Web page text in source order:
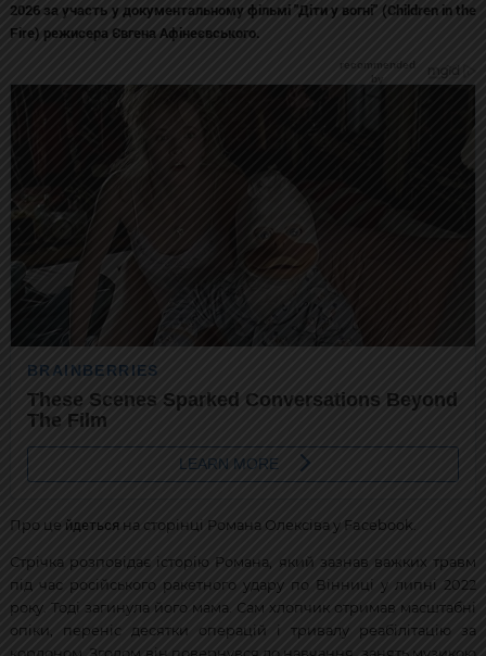
2026 за участь у документальному фільмі "Діти у вогні" (Children in the
Fire) режисера Євгена Афінеєвського.
Про це йдеться на сторінці Романа Олексіва у Facebook.
Стрічка розповідає історію Романа, який зазнав важких травм
під час російського ракетного удару по Вінниці у липні 2022
року. Тоді загинула його мама. Сам хлопчик отримав масштабні
опіки, переніс десятки операцій і тривалу реабілітацію за